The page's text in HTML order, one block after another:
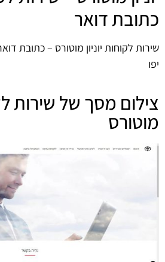
כתובת דואר
יפו
צילום מסך של שירות
מוטורס